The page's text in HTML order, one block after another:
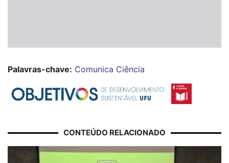
Palavras-chave: Comunica Ciência
CONTEÚDO RELACIONADO